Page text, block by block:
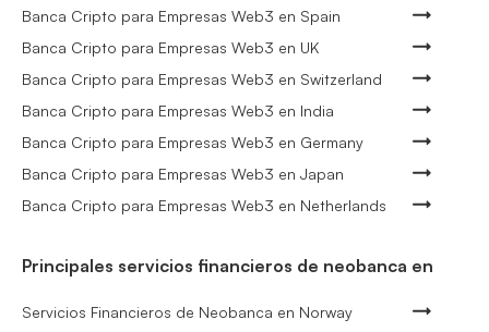
Banca Cripto para Empresas Web3 en Spain
Banca Cripto para Empresas Web3 en UK
Banca Cripto para Empresas Web3 en Switzerland
Banca Cripto para Empresas Web3 en India
Banca Cripto para Empresas Web3 en Germany
Banca Cripto para Empresas Web3 en Japan
Banca Cripto para Empresas Web3 en Netherlands
Principales servicios financieros de neobanca en
Servicios Financieros de Neobanca en Norway